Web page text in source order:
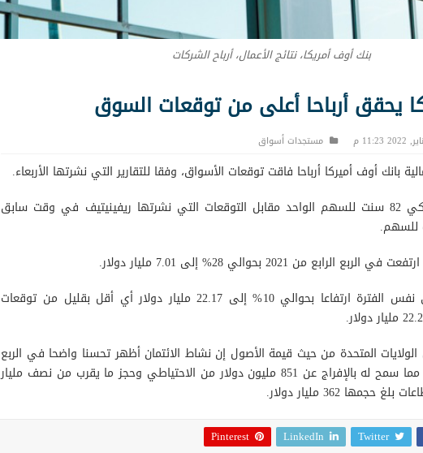
بنك أوف أمريكا، نتائج الأعمال، أرباح الشركات
يحقق أرباحا أعلى من توقعات السوق
مستجدات أسواق
بانك أوف أميركا أرباحا فاقت توقعات الأسواق، وفقا للتقارير التي نشرتها الأربعاء.
وبلغت أرباح البنك الأمريكي 82 سنت للسهم الواحد مقابل التوقعات التي نشرتها ريفينيتيف في وقت سابق
من 2021 بحوالي 28% إلى 7.01 مليار دولار.
وسجل عائد الشركة في نفس الفترة ارتفاعا بحوالي 10% إلى 22.17 مليار دولار أي أقل بقليل من توقعات
المتحدة من حيث قيمة الأصول إن نشاط الائتمان أظهر تحسنا واضحا في الربع
الأخير من العام الماضي، مما سمح له بالإفراج عن 851 مليون دولار من الاحتياطي وحجز ما يقرب من نصف مليار
362 مليار دولار.
Twitter
LinkedIn
Pinterest